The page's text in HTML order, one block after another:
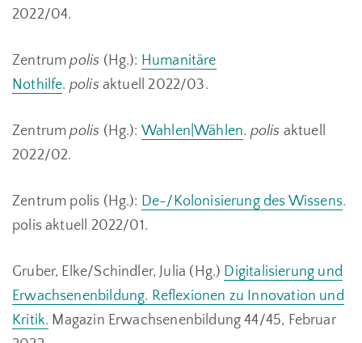
2022/04.
Zentrumpolis (Hg.): Humanitäre
Nothilfe. polis aktuell 2022/03.
Zentrumpolis (Hg.): Wahlen|Wählen. polis aktuell
2022/02.
Zentrum polis (Hg.): De-/Kolonisierung des Wissens.
polis aktuell 2022/01.
Gruber, Elke/Schindler, Julia (Hg.) Digitalisierung und
Erwachsenenbildung. Reflexionen zu Innovation und
Kritik. Magazin Erwachsenenbildung 44/45, Februar